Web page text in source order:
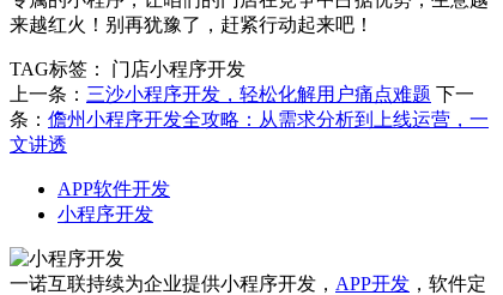
来越红火！别再犹豫了，赶紧行动起来吧！
TAG标签：
门店小程序开发
上一条： 三沙小程序开发，轻松化解用户痛点难题 下一
条： 儋州小程序开发全攻略：从需求分析到上线运营，一
文讲透
APP软件开发
小程序开发
一诺互联持续为企业提供小程序开发， APP开发 ，软件定